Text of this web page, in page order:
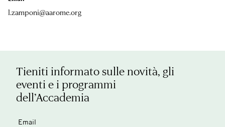
l.zamponi@aarome.org
Tieniti informato sulle novità, gli
eventi e i programmi
dell’Accademia
Email